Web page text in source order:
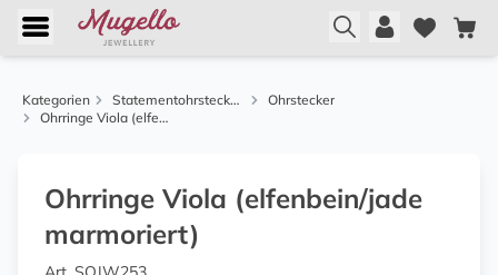
Kategorien Statementohrstecker von Justwin
Ohrstecker
Ohrringe Viola (elfenbein/jade marmoriert)
Ohrringe Viola (elfenbein/jade
marmoriert)